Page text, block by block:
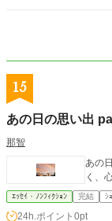
15
あの日の思い出
那智
あの
く、
ｴｯｾｲ・ﾉﾝﾌｨｸｼｮﾝ 完結 ｼ
24h.ポイント 0pt